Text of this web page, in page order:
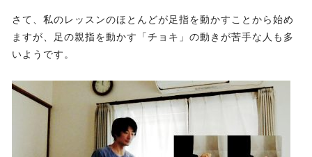
さて、私のレッスンのほとんどが足指を動かすことから始め
ますが、足の親指を動かす「チョキ」の動きが苦手な人も多
いようです。